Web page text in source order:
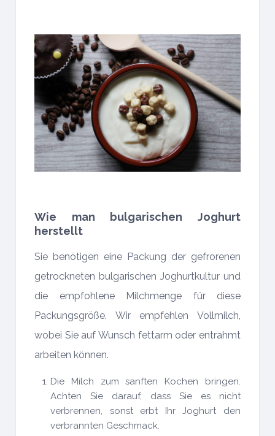
Wie man bulgarischen Joghurt
herstellt
Sie benötigen eine Packung der gefrorenen
getrockneten bulgarischen Joghurtkultur und
die empfohlene Milchmenge für diese
Packungsgröße. Wir empfehlen Vollmilch,
wobei Sie auf Wunsch fettarm oder entrahmt
arbeiten können.
Die Milch zum sanften Kochen bringen.
Achten Sie darauf, dass Sie es nicht
verbrennen, sonst erbt Ihr Joghurt den
verbrannten Geschmack.